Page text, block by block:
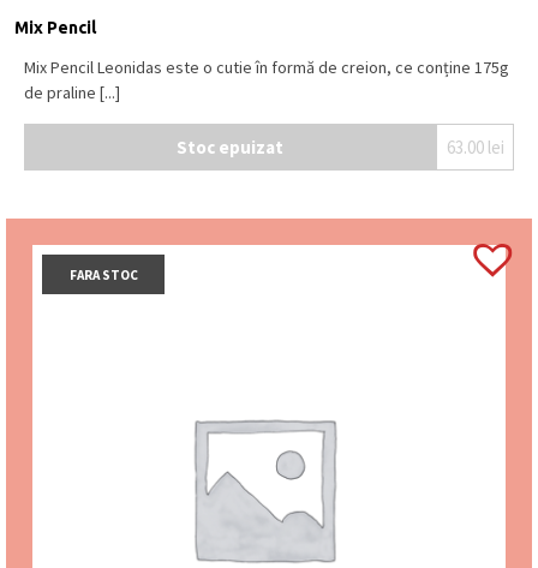
Mix Pencil
Mix Pencil Leonidas este o cutie în formă de creion, ce conține 175g
de praline [...]
Stoc epuizat 63.00 lei
FARA STOC